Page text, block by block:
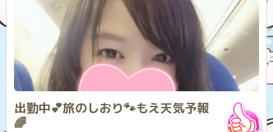
出勤中︎💕︎︎旅のしおり🐾もえ天気予報
🌈